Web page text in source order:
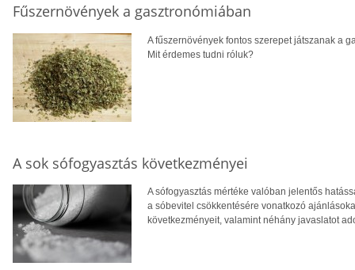
Fűszernövények a gasztronómiában
A fűszernövények fontos szerepet játszanak a
Mit érdemes tudni róluk?
A sok sófogyasztás következményei
A sófogyasztás mértéke valóban jelentős
a sóbevitel csökkentésére vonatkozó
következményeit, valamint néhány javaslatot